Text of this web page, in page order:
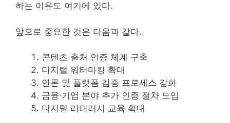
하는 이유도 여기에 있다.
앞으로 중요한 것은 다음과 같다.
콘텐츠 출처 인증 체계 구축
디지털 워터마킹 확대
언론 및 플랫폼 검증 프로세스 강화
금융·기업 분야 추가 인증 절차 도입
디지털 리터러시 교육 확대